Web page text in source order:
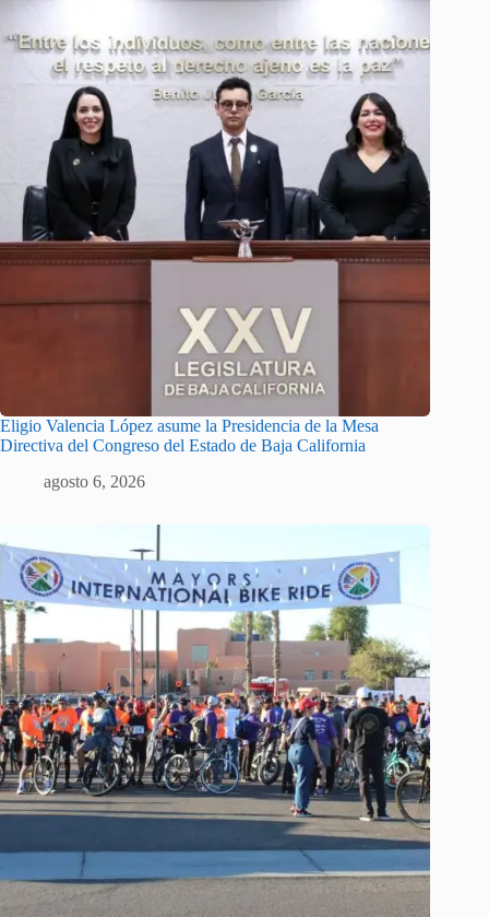
Eligio Valencia López asume la Presidencia de la Mesa
Directiva del Congreso del Estado de Baja California
agosto 6, 2026